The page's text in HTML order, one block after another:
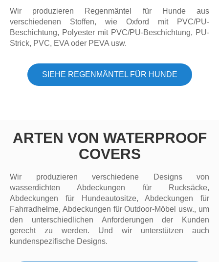
Wir produzieren Regenmäntel für Hunde aus
verschiedenen Stoffen, wie Oxford mit PVC/PU-
Beschichtung, Polyester mit PVC/PU-Beschichtung, PU-
Strick, PVC, EVA oder PEVA usw.
SIEHE REGENMÄNTEL FÜR HUNDE
ARTEN VON WATERPROOF
COVERS
Wir produzieren verschiedene Designs von
wasserdichten Abdeckungen für Rucksäcke,
Abdeckungen für Hundeautositze, Abdeckungen für
Fahrradhelme, Abdeckungen für Outdoor-Möbel usw., um
den unterschiedlichen Anforderungen der Kunden
gerecht zu werden. Und wir unterstützen auch
kundenspezifische Designs.